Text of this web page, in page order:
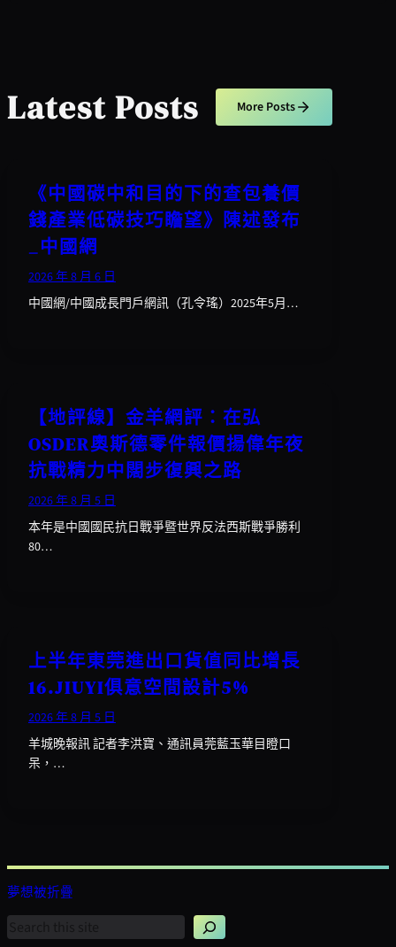
Latest Posts More Posts
《中國碳中和目的下的查包養價
錢產業低碳技巧瞻望》陳述發布
_中國網
2026 年 8 月 6 日
中國網/中國成長門戶網訊（孔令瑤）2025年5月…
【地評線】金羊網評：在弘
OSDER奧斯德零件報價揚偉年夜
抗戰精力中闊步復興之路
2026 年 8 月 5 日
本年是中國國民抗日戰爭暨世界反法西斯戰爭勝利
80…
上半年東莞進出口貨值同比增長
16.JIUYI俱意空間設計5%
2026 年 8 月 5 日
羊城晚報訊 記者李洪寶、通訊員莞藍玉華目瞪口
呆，…
夢想被折疊